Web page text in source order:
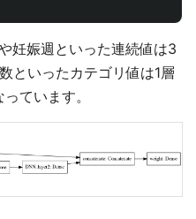
妊娠週といった連続値は3
といったカテゴリ値は1層
ています。